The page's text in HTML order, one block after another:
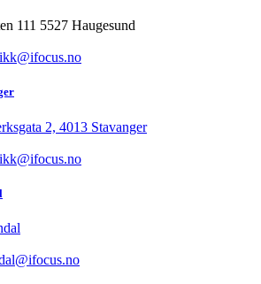
111 5527 Haugesund
2, 4013 Stavanger